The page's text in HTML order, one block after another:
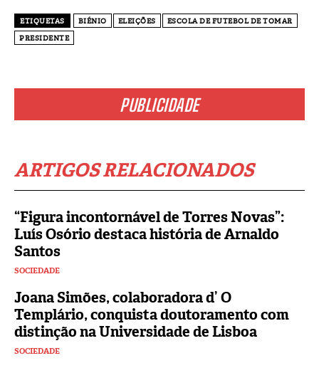
PUBLICIDADE
ARTIGOS RELACIONADOS
“Figura incontornável de Torres Novas”:
Luís Osório destaca história de Arnaldo
Santos
SOCIEDADE
Joana Simões, colaboradora d’ O
Templário, conquista doutoramento com
distinção na Universidade de Lisboa
SOCIEDADE
ETIQUETAS BIÉNIO ELEIÇÕES
ESCOLA DE FUTEBOL DE TOMAR
PRESIDENTE